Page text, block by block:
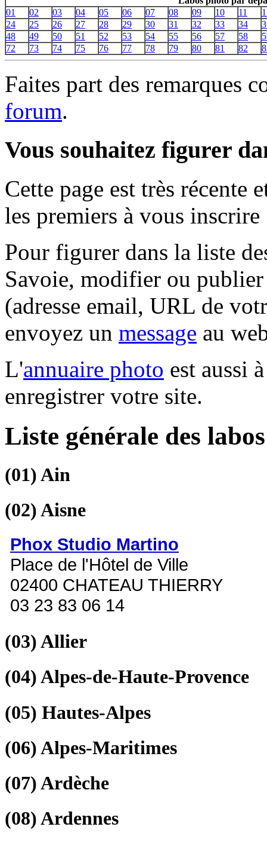
01
02 03 04 05 06 07 08 09 10 11
24
25 26 27 28 29 30 31 32 33 34
48
49 50 51 52 53 54 55 56 57 58
72
73 74 75 76 77 78 79 80 81 82
Faites part des remarques
forum.
Vous souhaitez figurer
Cette page est très récente
les premiers à vous inscrire
Pour figurer dans la liste
Savoie, modifier ou
(adresse email, URL de
envoyez un message au
L'annuaire photo est aussi
enregistrer votre site.
Liste générale des
(01)Ain
(02)Aisne
Phox Studio Martino
Place de l'Hôtel de Ville
02400 CHATEAU THIERRY
03 23 83 06 14
(03)Allier
(04)Alpes-de-Haute-Provence
(05) Hautes-Alpes
(06)Alpes-Maritimes
(07)Ardèche
(08)Ardennes